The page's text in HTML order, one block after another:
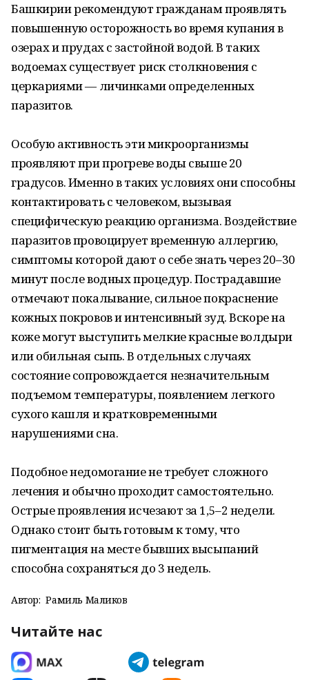
Башкирии рекомендуют гражданам проявлять
повышенную осторожность во время купания в
озерах и прудах с застойной водой. В таких
водоемах существует риск столкновения с
церкариями — личинками определенных
паразитов.
Особую активность эти микроорганизмы
проявляют при прогреве воды свыше 20
градусов. Именно в таких условиях они способны
контактировать с человеком, вызывая
специфическую реакцию организма. Воздействие
паразитов провоцирует временную аллергию,
симптомы которой дают о себе знать через 20–30
минут после водных процедур. Пострадавшие
отмечают покалывание, сильное покраснение
кожных покровов и интенсивный зуд. Вскоре на
коже могут выступить мелкие красные волдыри
или обильная сыпь. В отдельных случаях
состояние сопровождается незначительным
подъемом температуры, появлением легкого
сухого кашля и кратковременными
нарушениями сна.
Подобное недомогание не требует сложного
лечения и обычно проходит самостоятельно.
Острые проявления исчезают за 1,5–2 недели.
Однако стоит быть готовым к тому, что
пигментация на месте бывших высыпаний
способна сохраняться до 3 недель.
Автор: Рамиль Маликов
Читайте нас